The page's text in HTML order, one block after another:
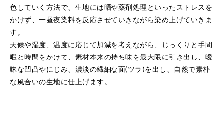
色していく方法で、生地には晒や薬剤処理といったストレスを
かけず、一昼夜染料を反応させていきながら染め上げていきま
す。
天候や湿度、温度に応じて加減を考えながら、じっくりと手間
暇と時間をかけて、素材本来の持ち味を最大限に引き出し、曖
昧な凹凸やにじみ、濃淡の繊細な面(ツラ)を出し、自然で素朴
な風合いの生地に仕上げます。